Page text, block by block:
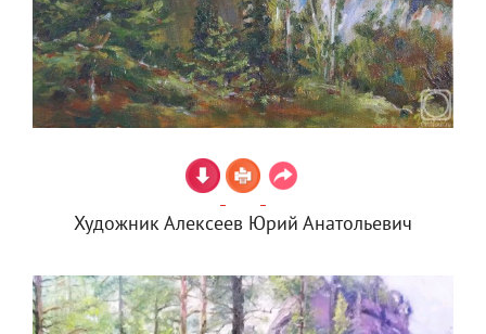
Художник Алексеев Юрий Анатольевич